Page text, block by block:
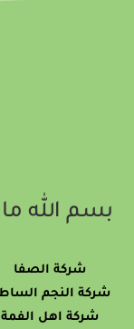
بسم الله
شركة الصفا
شركة النجم
شركة اهل الفمة